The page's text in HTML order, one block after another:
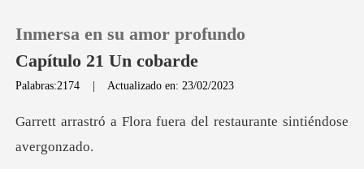
0
Inmersa en su amor profundo
Capítulo 21 Un cobarde
Palabras:2174 | Actualizado en: 23/02/2023
fuera del restaurante s